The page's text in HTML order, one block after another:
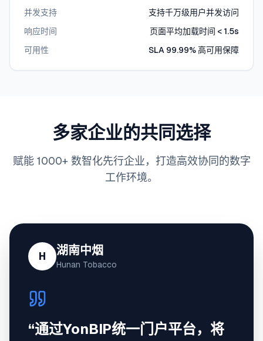
并发支持
支持千万级用户并发访问
响应时间
页面平均加载时间 < 1.5s
可用性
SLA 99.99% 高可用保障
多家企业的共同选择
赋能 1000+ 数智化先行企业，打造高效协同的数字
工作环境。
H 湖南中烟
Hunan Tobacco
“通过YonBIP统一门户平台，将